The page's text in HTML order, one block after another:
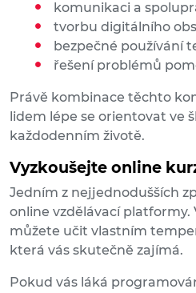
komunikaci a
tvorbu digitálního
bezpečné používání
řešení problémů
Právě kombinace těchto
lidem lépe se orientovat ve
každodenním životě.
Vyzkoušejte online
Jedním z nejjednodušších
online vzdělávací platformy.
můžete učit vlastním
která vás skutečně zajímá.
Pokud vás láká